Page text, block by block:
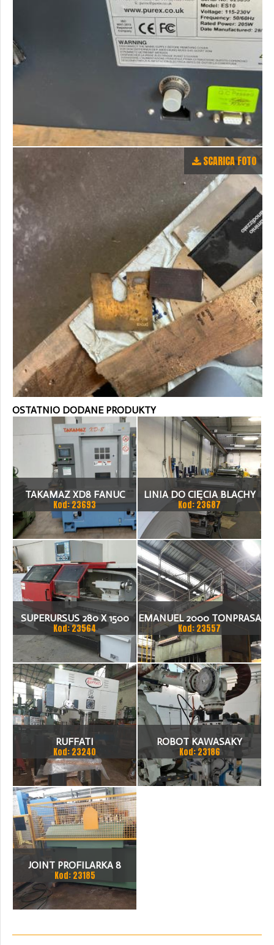
SCARICA FOTO
OSTATNIO DODANE PRODUKTY
TAKAMAZ XD8 FANUC
21ITA TOKARKA CNC
Kod: 23693
LINIA DO CIĘCIA BLACHY
1.500 X 1,5 (2,5) MM
Kod: 23687
SUPERURSUS 280 X 1500
TOKARKA
Kod: 23564
EMANUEL 2000 TONPRASA
HYDRAULICZNA 3200 X
2000
Kod: 23557
RUFFATI
Kod: 23240
ROBOT KAWASAKY
Kod: 23186
JOINT PROFILARKA 8
STACJI
Kod: 23185